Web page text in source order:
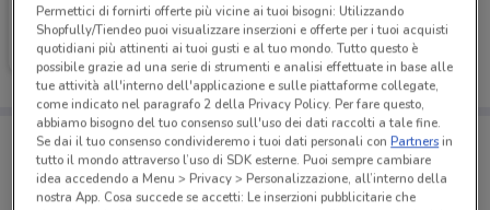
Foxy
Scade giovedì 436 m
Porta DoveConviene sempre con te!
Puoi trovare le migliori offerte dei negozi vicino a te,
salvarle e creare la tua lista del risparmio, comodamente
dal tuo cellulare.
Permettici di fornirti offerte più vicine ai tuoi bisogni: Utilizzando
Shopfully/Tiendeo puoi visualizzare inserzioni e offerte per i tuoi acquisti
quotidiani più attinenti ai tuoi gusti e al tuo mondo. Tutto questo è
possibile grazie ad una serie di strumenti e analisi effettuate in base alle
tue attività all'interno dell'applicazione e sulle piattaforme collegate,
come indicato nel paragrafo 2 della Privacy Policy. Per fare questo,
abbiamo bisogno del tuo consenso sull'uso dei dati raccolti a tale fine.
Se dai il tuo consenso condivideremo i tuoi dati personali conPartnersin
tutto il mondo attraverso l’uso di SDK esterne. Puoi sempre cambiare
idea accedendo a Menu > Privacy > Personalizzazione, all’interno della
nostra App. Cosa succede se accetti: Le inserzioni pubblicitarie che